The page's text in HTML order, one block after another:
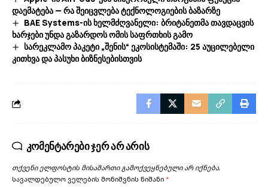
დაემატება — რა შეიცვლება ტექნოლოგიების ბაზარზე
BAE Systems-ის ხელმძღვანელი: ბრიტანეთმა თავდაცვის
ხარჯები უნდა გაზარდოს ომის საფრთხის გამო
სარეკლამო პაკეტი „შენის“ ეკოსისტემაში: 25 აუცილებელი
კითხვა და პასუხი ბიზნესებისთვის
კომენტარები ჯერ არ არის
თქვენი ელფოსტის მისამართი გამოქვეყნებული არ იქნება.
სავალდებულო ველების მონიშვნის ნიშანი *